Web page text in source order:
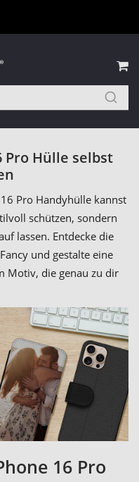
Pro Hülle selbst
Pro Handyhülle kannst
schützen, sondern
lassen. Entdecke die
und gestalte eine
Motiv, die genau zu dir
16 Pro